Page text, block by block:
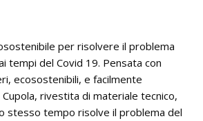
per risolvere il problema
tempi del Covid 19. Pensata con
ecosostenibili, e facilmente
Cupola, rivestita di materiale tecnico,
stesso tempo risolve il problema del